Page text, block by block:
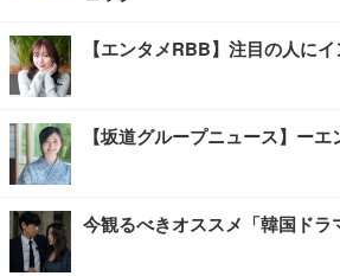
【エンタメRBB】注目の人に
【坂道グループニュース】ー
今観るべきオススメ「韓国ドラ